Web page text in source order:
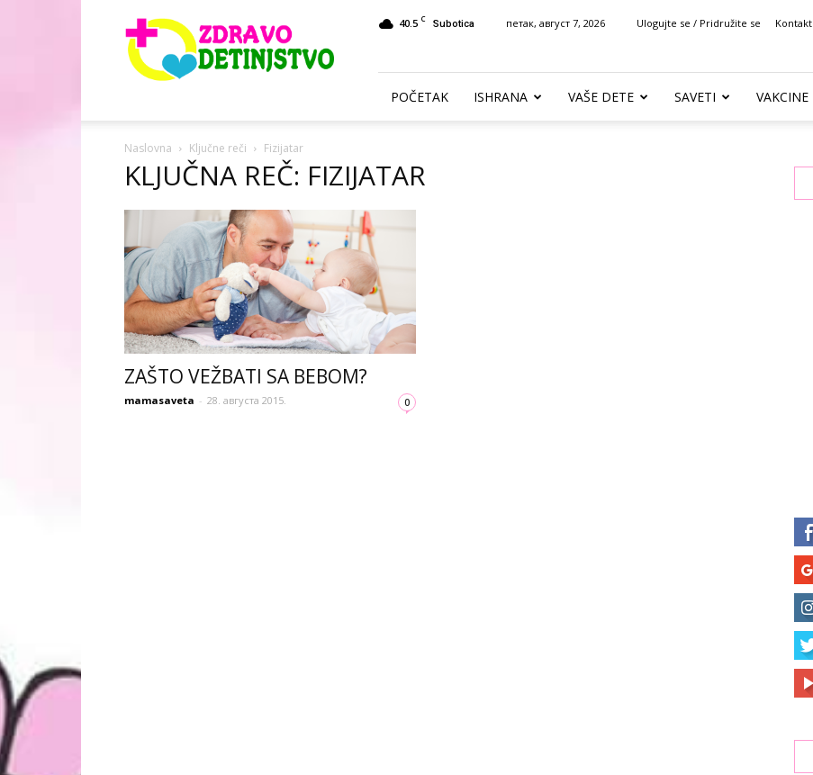
Detinjstvo
40.5 C Subotica петак, август 7, 2026 Ulogujte se / Pridružite se Kontakt
POČETAK ISHRANA VAŠE DETE SAVETI VAKCINE
Naslovna Ključne reči Fizijatar
KLJUČNA REČ: FIZIJATAR
ZAŠTO VEŽBATI SA BEBOM?
mamasaveta - 28. августа 2015. 0